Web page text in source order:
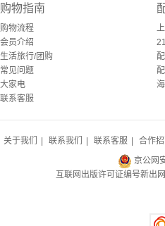
购物指南
购物流程
会员介绍
生活旅行/团购
常见问题
大家电
联系客服
关于我们 联系我们 联系客服 合作
京公网
互联网出版许可证编号新出